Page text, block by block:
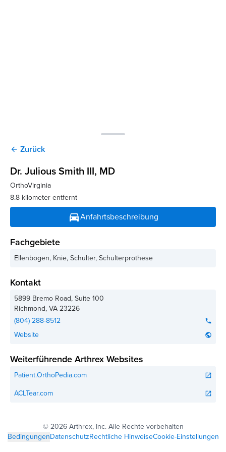
arrow_back Zurück
Dr. Julious Smith III, MD
OrthoVirginia
8.8 kilometer entfernt
directions_carAnfahrtsbeschreibung
Fachgebiete
Ellenbogen, Knie, Schulter, Schulterprothese
Kontakt
5899 Bremo Road, Suite 100
Richmond,VA23226
(804) 288-8512
phone
Website public
Weiterführende Arthrex Websites
Patient.OrthoPedia.com open_in_new
ACLTear.com open_in_new
© 2026 Arthrex, Inc. Alle Rechte vorbehalten
BedingungenDatenschutzRechtliche HinweiseCookie-Einstellungen